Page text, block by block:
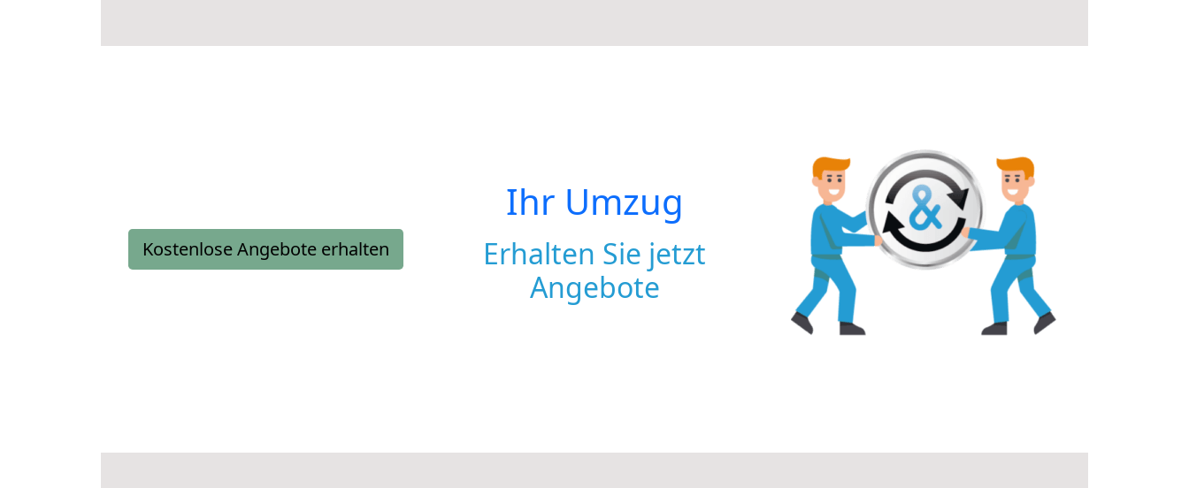
Kostenlose Angebote erhalten
Ihr Umzug
Erhalten Sie jetzt
Angebote